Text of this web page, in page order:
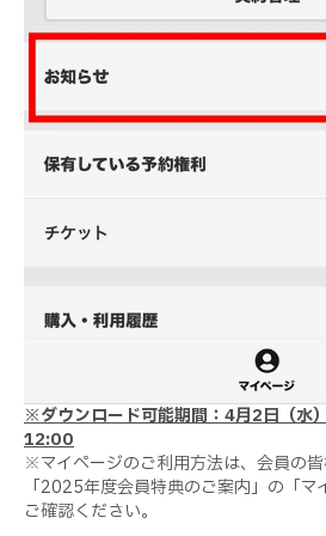
※ダウンロード可能期間：4月2日（水
12:00
※マイページのご利用方法は、会員の
「2025年度会員特典のご案内」の「
ご確認ください。